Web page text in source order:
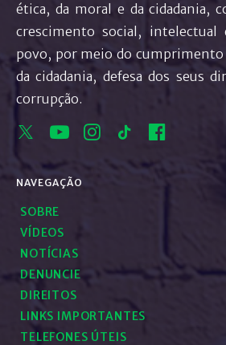
ética, da moral e da cidadania,
crescimento social,
povo, por meio do cumprimento
da cidadania, defesa dos seus
corrupção.
NAVEGAÇÃO
SOBRE
VÍDEOS
NOTÍCIAS
DENUNCIE
DIREITOS
LINKS IMPORTANTES
TELEFONES ÚTEIS